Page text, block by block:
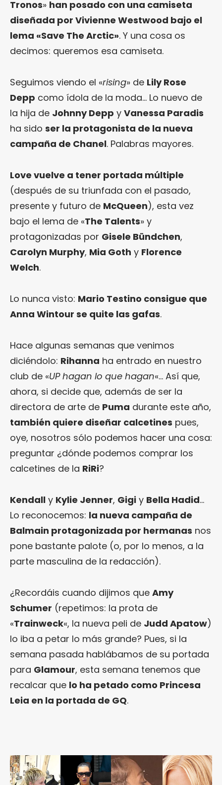
Tronos» han posado con una camiseta
diseñada por Vivienne Westwood bajo el
lema «Save The Arctic». Y una cosa os
decimos: queremos esa camiseta.
Seguimos viendo el «rising» de Lily Rose
Depp como ídola de la moda… Lo nuevo de
la hija de Johnny Depp y Vanessa Paradis
ha sido ser la protagonista de la nueva
campaña de Chanel. Palabras mayores.
Love vuelve a tener portada múltiple
(después de su triunfada con el pasado,
presente y futuro de McQueen), esta vez
bajo el lema de «The Talents» y
protagonizadas por Gisele Bündchen,
Carolyn Murphy, Mia Goth y Florence
Welch.
Lo nunca visto: Mario Testino consigue que
Anna Wintour se quite las gafas.
Hace algunas semanas que venimos
diciéndolo: Rihanna ha entrado en nuestro
club de «UP hagan lo que hagan«… Así que,
ahora, si decide que, además de ser la
directora de arte de Puma durante este año,
también quiere diseñar calcetines pues,
oye, nosotros sólo podemos hacer una cosa:
preguntar ¿dónde podemos comprar los
calcetines de la RiRi?
Kendall y Kylie Jenner, Gigi y Bella Hadid…
Lo reconocemos: la nueva campaña de
Balmain protagonizada por hermanas nos
pone bastante palote (o, por lo menos, a la
parte masculina de la redacción).
¿Recordáis cuando dijimos que Amy
Schumer (repetimos: la prota de
«Trainweck«, la nueva peli de Judd Apatow)
lo iba a petar lo más grande? Pues, si la
semana pasada hablábamos de su portada
para Glamour, esta semana tenemos que
recalcar que lo ha petado como Princesa
Leia en la portada de GQ.